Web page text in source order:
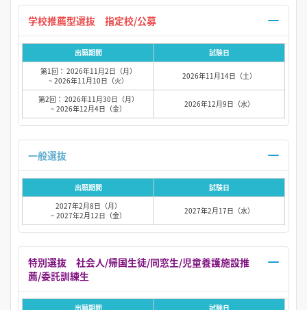
出願期間
試験日
第1回： 2026年11月2日（月）
~ 2026年11月10日（火）
2026年11月14日（土）
第2回： 2026年11月30日（月）
~ 2026年12月4日（金）
2026年12月9日（水）
出願期間
試験日
2027年2月8日（月）
~ 2027年2月12日（金）
2027年2月17日（水）
特別選抜 社会人/帰国生徒/同窓生/児童養護施設推
出願期間 試験日